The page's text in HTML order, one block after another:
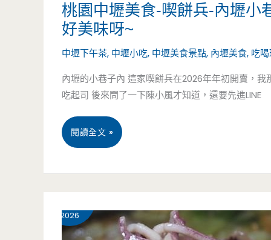
慶
合
菜，
松
蟹
等
來！！
桃園中壢美食-喫餅兵-內壢小
好美味呀~
中壢下午茶, 中壢小吃, 中壢美食景點, 內壢美食, 吃
內壢的小巷子內 這家喫餅兵在2026年年初開賣，
吃起司 後來問了一下陳小風才知道，還要先進LINE
桃
壢
美
閱讀全文 »
2026